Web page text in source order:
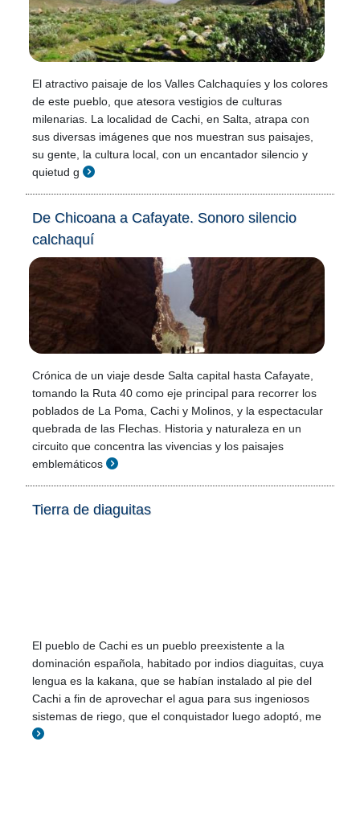
El atractivo paisaje de los Valles Calchaquíes y los colores
de este pueblo, que atesora vestigios de culturas
milenarias. La localidad de Cachi, en Salta, atrapa con
sus diversas imágenes que nos muestran sus paisajes,
su gente, la cultura local, con un encantador silencio y
quietud g
De Chicoana a Cafayate. Sonoro silencio
calchaquí
Crónica de un viaje desde Salta capital hasta Cafayate,
tomando la Ruta 40 como eje principal para recorrer los
poblados de La Poma, Cachi y Molinos, y la espectacular
quebrada de las Flechas. Historia y naturaleza en un
circuito que concentra las vivencias y los paisajes
emblemáticos
Tierra de diaguitas
El pueblo de Cachi es un pueblo preexistente a la
dominación española, habitado por indios diaguitas, cuya
lengua es la kakana, que se habían instalado al pie del
Cachi a fin de aprovechar el agua para sus ingeniosos
sistemas de riego, que el conquistador luego adoptó, me